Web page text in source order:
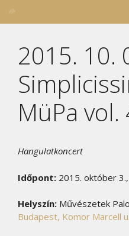
Kilépés
2015. 10.
MüPa vol.
Hangulatkoncert
Időpont: 2015. október
Helyszín: Művészetek
Budapest, Komor Marcell